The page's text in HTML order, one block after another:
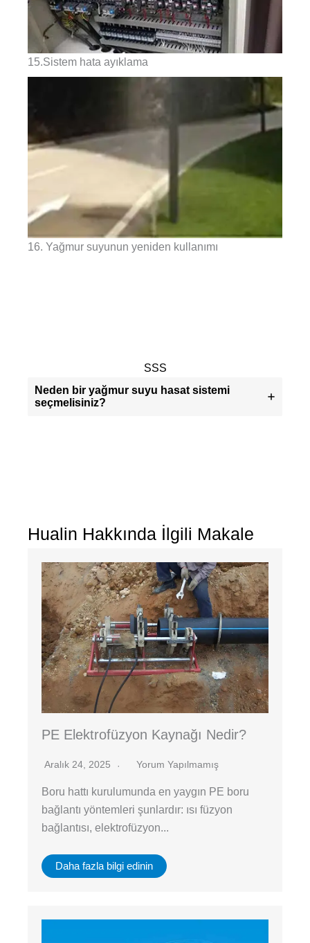
15.Sistem hata ayıklama
16. Yağmur suyunun yeniden kullanımı
SSS
Neden bir yağmur suyu hasat sistemi
seçmelisiniz?
Hualin Hakkında İlgili Makale
PE Elektrofüzyon Kaynağı Nedir?
Aralık 24, 2025 Yorum Yapılmamış
Boru hattı kurulumunda en yaygın PE boru
bağlantı yöntemleri şunlardır: ısı füzyon
bağlantısı, elektrofüzyon...
Daha fazla bilgi edinin